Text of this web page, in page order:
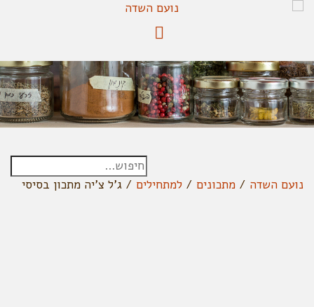
נועם השדה / מתכונים / למתחילים / ג'ל צ'יה מתכון בסיסי